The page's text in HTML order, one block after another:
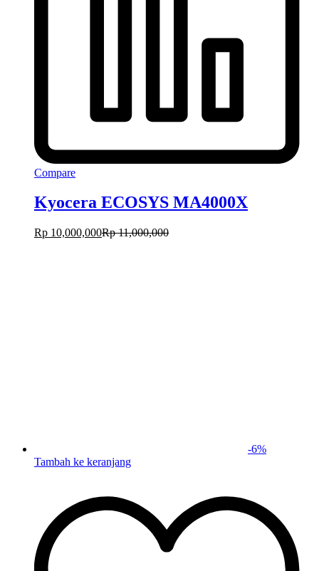
Compare
Kyocera ECOSYS MA4000X
Rp 10,000,000Rp11,000,000
-6%
Tambah ke keranjang